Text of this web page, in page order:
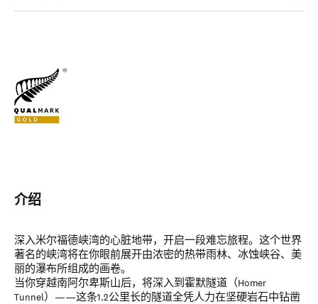
介绍
深入米尔福德峡湾的心脏地带，开启一段难忘旅程。这个世界
著名的峡湾将在你眼前展开由浓密的热带雨林、冰蚀峡谷、美
丽的瀑布所组成的画卷。
当你穿越南阿尔卑斯山后，将深入到霍默隧道（Homer
Tunnel）——这条1.2公里长的隧道全凭人力在坚硬岩石中钻凿